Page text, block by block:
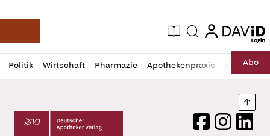
Deutsche Apotheker Zeitung
Aktuelle Ausgabe
Suche login
login
Politik Wirtschaft Pharmazie Apothekenpraxis RechtAbo
Profil
öffnen
Daz
Pur
Deutscher Apotheker Verlag Logo
FacebookInstagram